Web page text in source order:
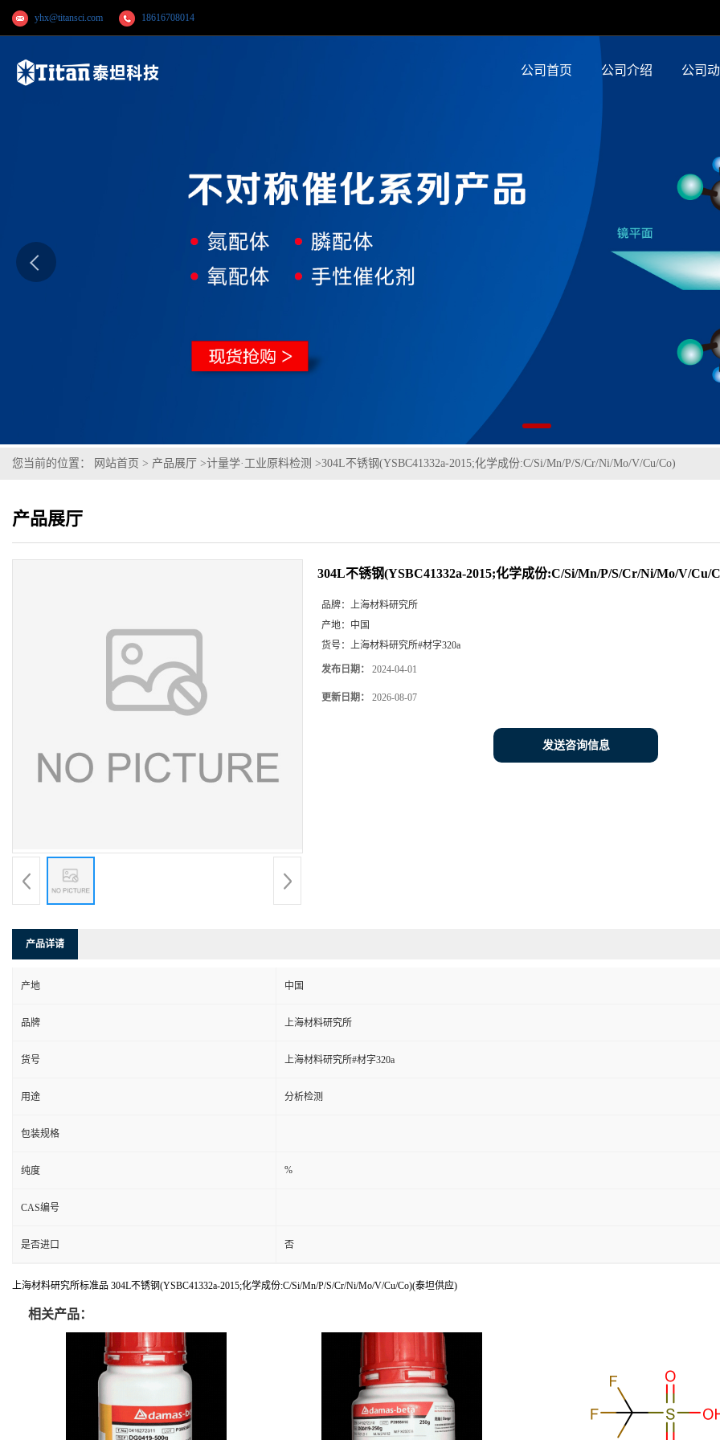
yhx@titansci.com 18616708014
公司首页 公司介绍 公司
您当前的位置： 网站首页 > 产品展厅 >计量学·工业原料检测 >304L不锈钢(YSBC41332a-2015;化学成份:C/Si/Mn/P/S/Cr/Ni/Mo/V/Cu/Co)
产品展厅
304L不锈钢(YSBC41332a-2015;化学成份:C/Si/Mn/P/S/Cr/Ni/Mo/V/Cu/
品牌：
上海材料研究所
产地： 中国
货号：
上海材料研究所#材字320a
发布日期： 2024-04-01
更新日期： 2026-08-07
发送咨询信息
产品详请
产地 中国
品牌 上海材料研究所
货号 上海材料研究所#材字320a
用途 分析检测
包装规格
纯度 %
CAS编号
是否进口 否
上海材料研究所标准品 304L不锈钢(YSBC41332a-2015;化学成份:C/Si/Mn/P/S/Cr/Ni/Mo/V/Cu/Co)(泰坦供应)
相关产品：